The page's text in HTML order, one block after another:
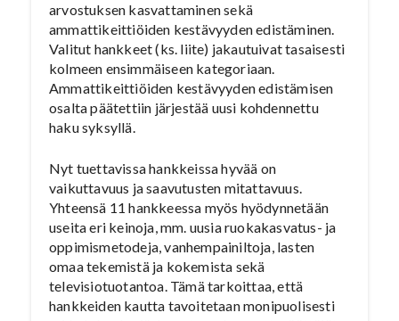
arvostuksen kasvattaminen sekä
ammattikeittiöiden kestävyyden edistäminen.
Valitut hankkeet (ks. liite) jakautuivat tasaisesti
kolmeen ensimmäiseen kategoriaan.
Ammattikeittiöiden kestävyyden edistämisen
osalta päätettiin järjestää uusi kohdennettu
haku syksyllä.
Nyt tuettavissa hankkeissa hyvää on
vaikuttavuus ja saavutusten mitattavuus.
Yhteensä 11 hankkeessa myös hyödynnetään
useita eri keinoja, mm. uusia ruokakasvatus- ja
oppimismetodeja, vanhempainiltoja, lasten
omaa tekemistä ja kokemista sekä
televisiotuotantoa. Tämä tarkoittaa, että
hankkeiden kautta tavoitetaan monipuolisesti